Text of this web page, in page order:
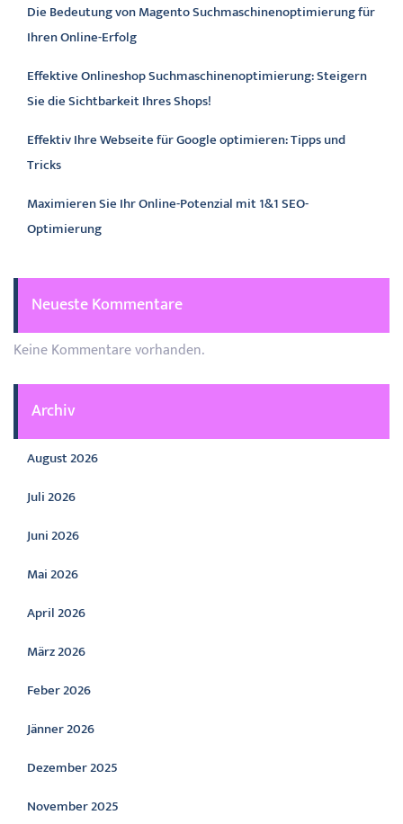
Die Bedeutung von Magento Suchmaschinenoptimierung für
Ihren Online-Erfolg
Effektive Onlineshop Suchmaschinenoptimierung: Steigern
Sie die Sichtbarkeit Ihres Shops!
Effektiv Ihre Webseite für Google optimieren: Tipps und
Tricks
Maximieren Sie Ihr Online-Potenzial mit 1&1 SEO-
Optimierung
Neueste Kommentare
Keine Kommentare vorhanden.
Archiv
August 2026
Juli 2026
Juni 2026
Mai 2026
April 2026
März 2026
Feber 2026
Jänner 2026
Dezember 2025
November 2025